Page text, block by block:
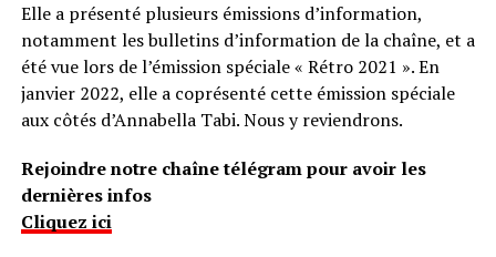
Elle a présenté plusieurs émissions d’information,
notamment les bulletins d’information de la chaîne, et a
été vue lors de l’émission spéciale « Rétro 2021 ». En
janvier 2022, elle a coprésenté cette émission spéciale
aux côtés d’Annabella Tabi. Nous y reviendrons.
Rejoindre notre chaîne télégram pour avoir les
dernières infos
Cliquez ici